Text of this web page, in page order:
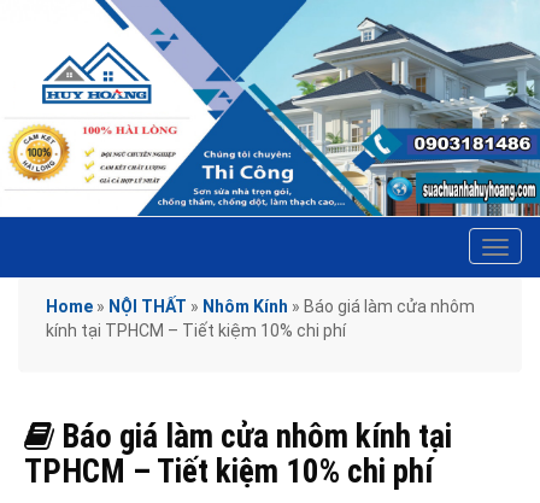
Home » NỘI THẤT » Nhôm Kính » Báo giá làm cửa nhôm
kính tại TPHCM – Tiết kiệm 10% chi phí
Báo giá làm cửa nhôm kính tại
TPHCM – Tiết kiệm 10% chi phí